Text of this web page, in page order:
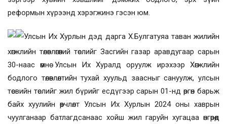
реформын хүрээнд хэрэгжинэ гэсэн юм.
Улсын Их Хурлын дэд дарга Х.Булгатуяа таван жилийн
хөгжлийн төлөвлөгөөний төслийг Засгийн газар аравдугаар сарын
30-наас өмнө Улсын Их Хуралдоруулж ирэхээр Хөгжлийн
бодлого төлөвлөлтийн тухай хуульд заасныг сануулж, улсын
төсвийн төслийг жил бүрийг есдүгээр сарын 01-нд өргөн барьж
байх хуулийн өөрчлөлт Улсын Их Хурлын 2024 оны хаврын
чуулганаар батлагдсанаас хойш жил гаруйн хугацаа өнгөрөөд